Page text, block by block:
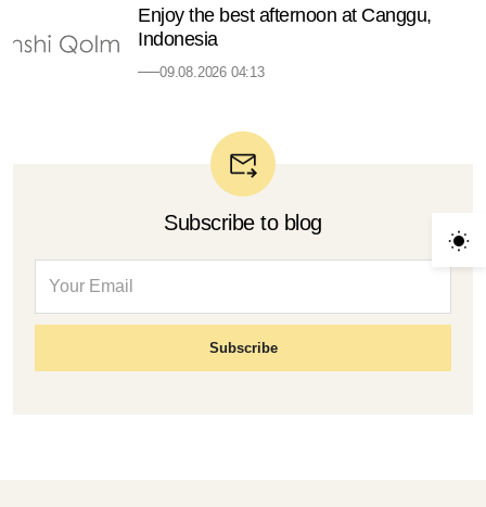
Enjoy the best afternoon at Canggu,
Indonesia
09.08.2026 04:13
Subscribe to blog